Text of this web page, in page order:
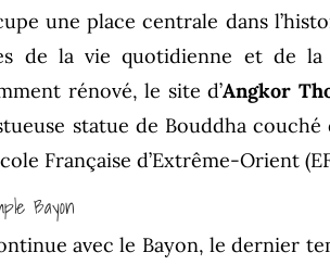
une place centrale dans
de la vie quotidienne et de
rénové, le site d’Angkor
statue de Bouddha
Française d’Extrême-Orient
Bayon
avec le Bayon, le dernier